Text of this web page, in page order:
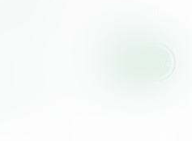
și primiți ultimele noutăți din